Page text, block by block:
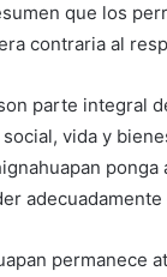
que los
contraria al
parte integral
vida y
permanece